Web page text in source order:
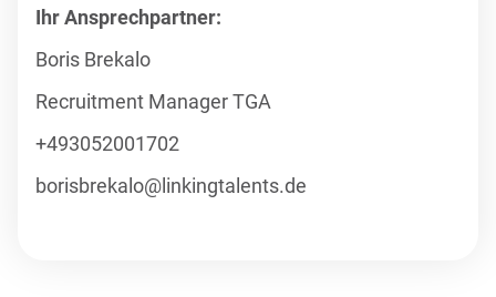
Ihr Ansprechpartner:
Boris Brekalo
Recruitment Manager TGA
+493052001702
borisbrekalo@linkingtalents.de